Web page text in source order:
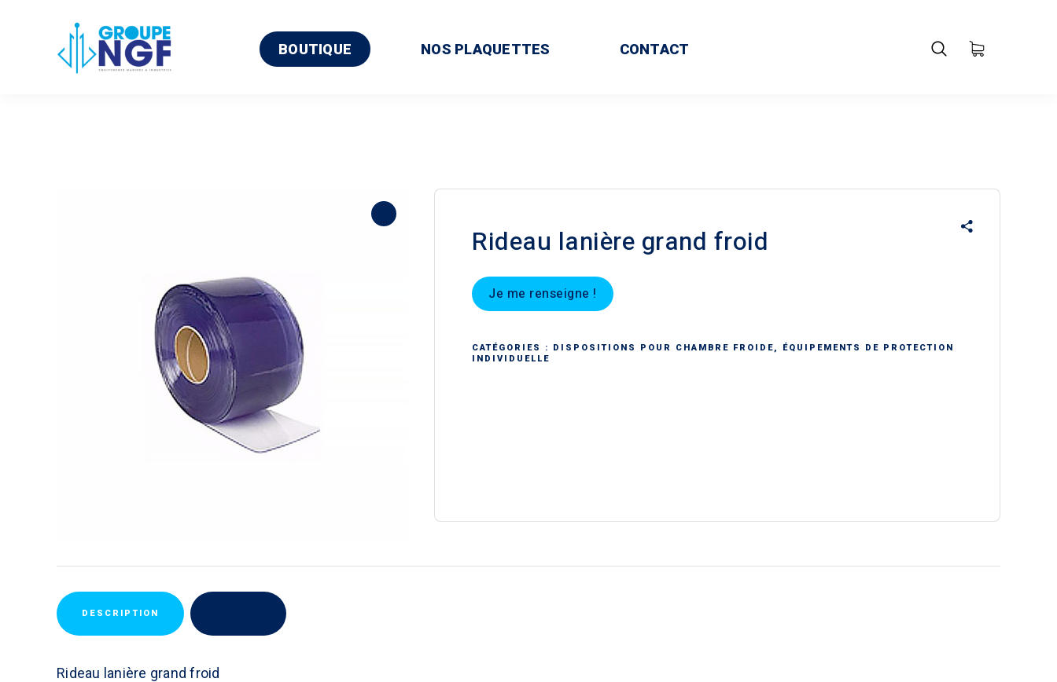
BOUTIQUE NOS PLAQUETTES CONTACT
Rideau lanière grand froid
Je me renseigne !
CATÉGORIES : DISPOSITIONS POUR CHAMBRE FROIDE, ÉQUIPEMENTS DE PROTECTION
INDIVIDUELLE
DESCRIPTION
Rideau lanière grand froid